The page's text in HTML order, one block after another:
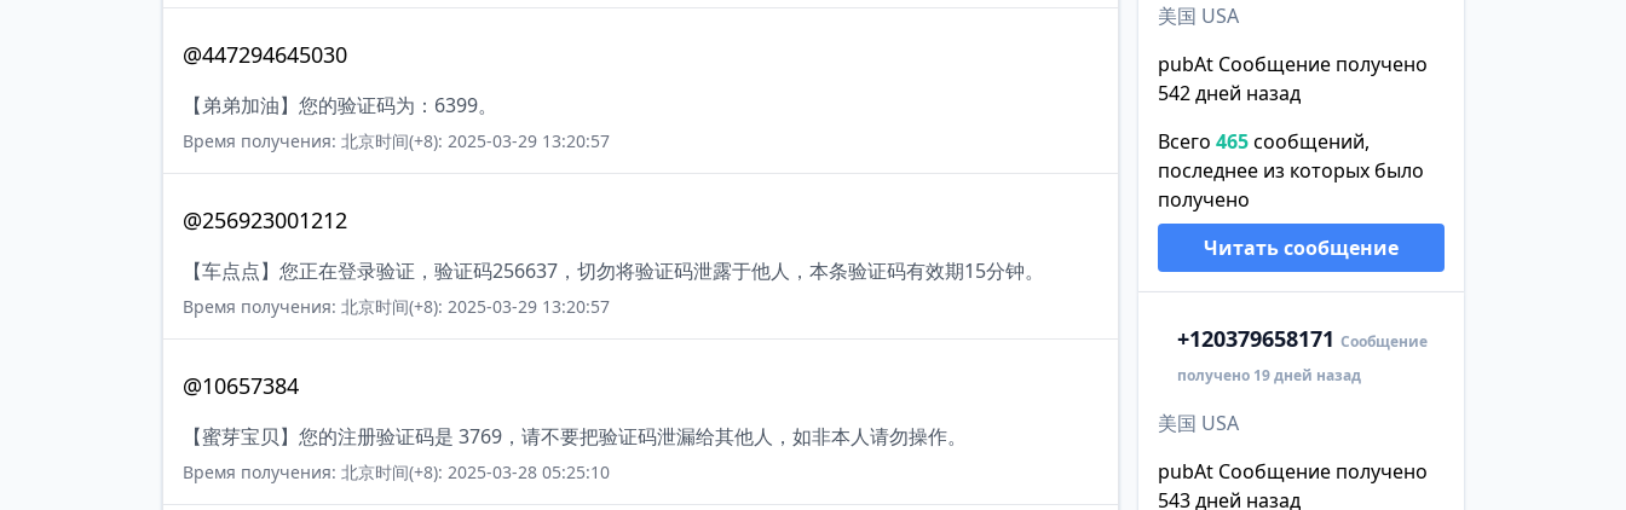
@447294645030
【弟弟加油】您的验证码为：6399。
Время получения: 北京时间(+8): 2025-03-29 13:20:57
@256923001212
【车点点】您正在登录验证，验证码256637，切勿将验证码泄露于他人，本条验证码有效期15分钟。
Время получения: 北京时间(+8): 2025-03-29 13:20:57
@10657384
【蜜芽宝贝】您的注册验证码是 3769，请不要把验证码泄漏给其他人，如非本人请勿操作。
Время получения: 北京时间(+8): 2025-03-28 05:25:10
美国 USA
pubAt Сообщение получено
542 дней назад
Всего 465сообщений,
последнее из которых было
получено
Читать сообщение
+120379658171 Сообщение
получено 19 дней назад
美国 USA
pubAt Сообщение получено
543 дней назад